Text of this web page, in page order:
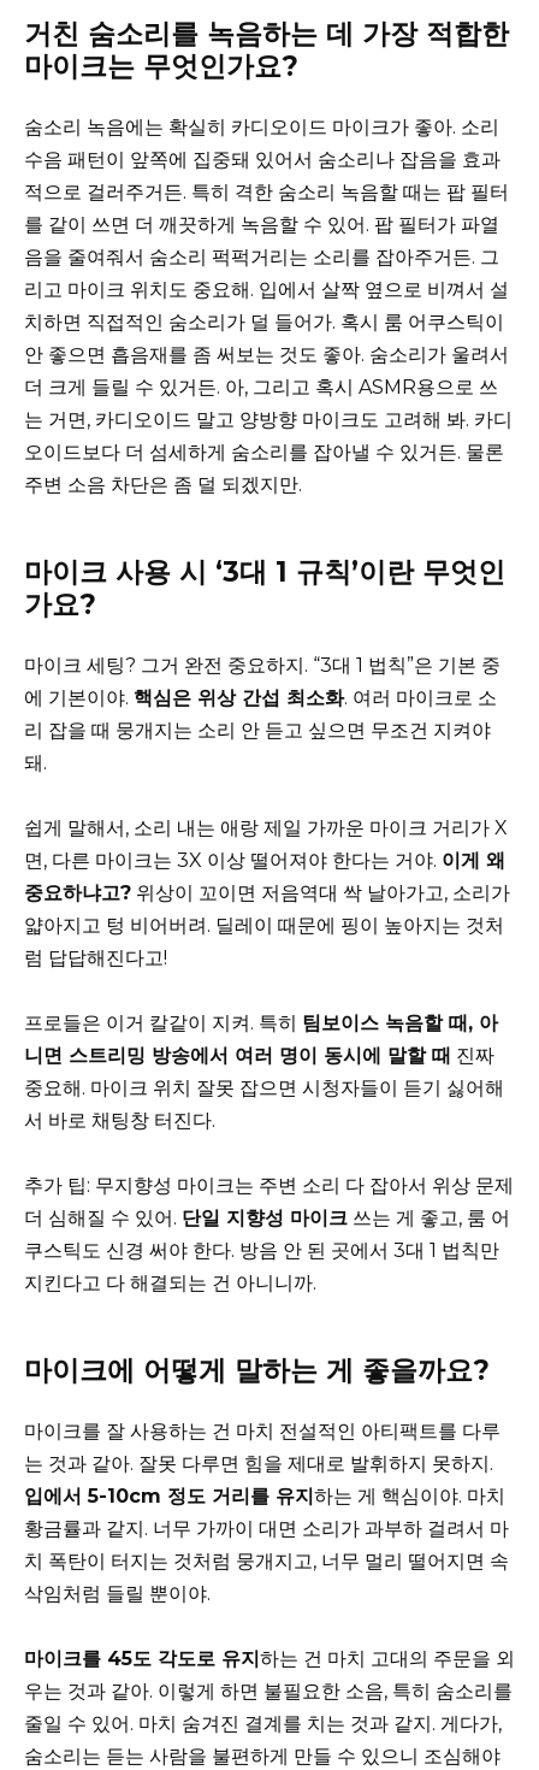
거친 숨소리를 녹음하는 데 가장 적합한
마이크는 무엇인가요?
숨소리 녹음에는 확실히 카디오이드 마이크가 좋아. 소리
수음 패턴이 앞쪽에 집중돼 있어서 숨소리나 잡음을 효과
적으로 걸러주거든. 특히 격한 숨소리 녹음할 때는 팝 필터
를 같이 쓰면 더 깨끗하게 녹음할 수 있어. 팝 필터가 파열
음을 줄여줘서 숨소리 퍽퍽거리는 소리를 잡아주거든. 그
리고 마이크 위치도 중요해. 입에서 살짝 옆으로 비껴서 설
치하면 직접적인 숨소리가 덜 들어가. 혹시 룸 어쿠스틱이
안 좋으면 흡음재를 좀 써보는 것도 좋아. 숨소리가 울려서
더 크게 들릴 수 있거든. 아, 그리고 혹시 ASMR용으로 쓰
는 거면, 카디오이드 말고 양방향 마이크도 고려해 봐. 카디
오이드보다 더 섬세하게 숨소리를 잡아낼 수 있거든. 물론
주변 소음 차단은 좀 덜 되겠지만.
마이크 사용 시 ‘3대 1 규칙’이란 무엇인
가요?
마이크 세팅? 그거 완전 중요하지. “3대 1 법칙”은 기본 중
에 기본이야. 핵심은 위상 간섭 최소화. 여러 마이크로 소
리 잡을 때 뭉개지는 소리 안 듣고 싶으면 무조건 지켜야
돼.
쉽게 말해서, 소리 내는 애랑 제일 가까운 마이크 거리가 X
면, 다른 마이크는 3X 이상 떨어져야 한다는 거야. 이게 왜
중요하냐고? 위상이 꼬이면 저음역대 싹 날아가고, 소리가
얇아지고 텅 비어버려. 딜레이 때문에 핑이 높아지는 것처
럼 답답해진다고!
프로들은 이거 칼같이 지켜. 특히 팀보이스 녹음할 때, 아
니면 스트리밍 방송에서 여러 명이 동시에 말할 때 진짜
중요해. 마이크 위치 잘못 잡으면 시청자들이 듣기 싫어해
서 바로 채팅창 터진다.
추가 팁: 무지향성 마이크는 주변 소리 다 잡아서 위상 문제
더 심해질 수 있어. 단일 지향성 마이크 쓰는 게 좋고, 룸 어
쿠스틱도 신경 써야 한다. 방음 안 된 곳에서 3대 1 법칙만
지킨다고 다 해결되는 건 아니니까.
마이크에 어떻게 말하는 게 좋을까요?
마이크를 잘 사용하는 건 마치 전설적인 아티팩트를 다루
는 것과 같아. 잘못 다루면 힘을 제대로 발휘하지 못하지.
입에서 5-10cm 정도 거리를 유지 하는 게 핵심이야. 마치
황금률과 같지. 너무 가까이 대면 소리가 과부하 걸려서 마
치 폭탄이 터지는 것처럼 뭉개지고, 너무 멀리 떨어지면 속
삭임처럼 들릴 뿐이야.
마이크를 45도 각도로 유지 하는 건 마치 고대의 주문을 외
우는 것과 같아. 이렇게 하면 불필요한 소음, 특히 숨소리를
줄일 수 있어. 마치 숨겨진 결계를 치는 것과 같지. 게다가,
숨소리는 듣는 사람을 불편하게 만들 수 있으니 조심해야